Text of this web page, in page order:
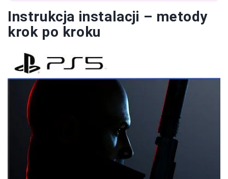
Instrukcja instalacji – metody
krok po kroku